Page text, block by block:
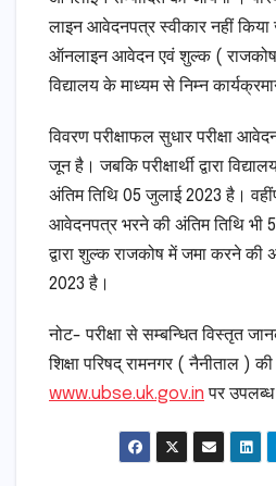
लाइन आवेदनपत्र स्वीकार नहीं किया
ऑनलाइन आवेदन एवं शुल्क ( राजकोष
विद्यालय के माध्यम से निम्न
विवरण परीक्षाफल सुधार परीक्षा
जून है। जबकि परीक्षार्थी द्वारा
अंतिम तिथि 05 जुलाई 2023 है।
आवेदनपत्र भरने की अंतिम तिथि भी
द्वारा शुल्क राजकोष में जमा करने की
2023 है।
नोट- परीक्षा से सम्बन्धित विस्तृत
शिक्षा परिषद् रामनगर ( नैनीताल )
www.ubse.uk.gov.in पर उपलब्ध